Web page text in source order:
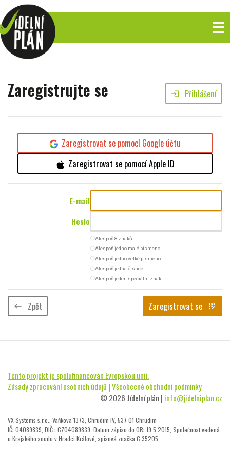
Zaregistrujte se login Přihlášení
Zaregistrovat se pomocí Google účtu
Zaregistrovat se pomocí Apple ID
E-mail
Heslo
radio_button_uncheckedAlespoň 8 znaků
radio_button_uncheckedAlespoň jedno malé písmeno
radio_button_uncheckedAlespoň jedno velké písmeno
radio_button_uncheckedAlespoň jedna číslice
radio_button_uncheckedAlespoň jeden speciální znak
keyboard_backspace Zpět Zaregistrovat se app_registration
Tento projekt je spolufinancován Evropskou unií.
Zásady zpracování osobních údajů |Všeobecné obchodní podmínky
© 2026 Jídelní plán | info@jidelniplan.cz
VX Systems s.r.o., Vaňkova 1373, Chrudim IV, 537 01 Chrudim
IČ: 04089839, DIČ : CZ04089839, Datum zápisu do OR: 19.5.2015, Společnost vedená
u Krajského soudu v Hradci Králové, spisová značka C 35205